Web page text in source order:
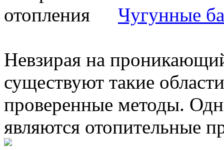
Чугунные
Невзирая на
существуют такие
проверенные методы.
являются отопительные